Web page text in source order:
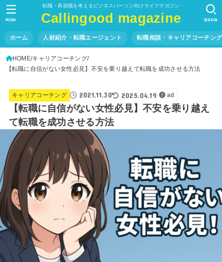
転職・再就職を考えるビジネスパーソン向けライフマガジン
Callingood magazine
ホーム 人材紹介・転職エージェント 転職相談・キャリアコーチング
SEARCH
MENU
HOME キャリアコーチング
【転職に自信がない女性必見】不安を乗り越えて転職を成功させる方法
キャリアコーチング 2021.11.30 2025.04.19 ad
【転職に自信がない女性必見】不安を乗り越え
て転職を成功させる方法